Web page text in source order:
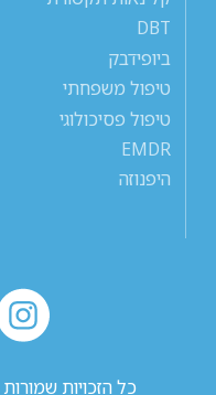
DBT
ביופידבק
טיפול משפחתי
טיפול פסיכולוגי
EMDR
היפנוזה
כל הזכויות שמורות